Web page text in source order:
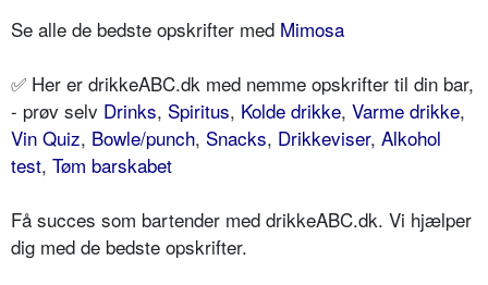
Se alle de bedste opskrifter med Mimosa
✅ Her er drikkeABC.dk med nemme opskrifter til din bar,
- prøv selv Drinks, Spiritus, Kolde drikke, Varme drikke,
Vin Quiz, Bowle/punch, Snacks, Drikkeviser, Alkohol
test, Tøm barskabet
Få succes som bartender med drikkeABC.dk. Vi hjælper
dig med de bedste opskrifter.